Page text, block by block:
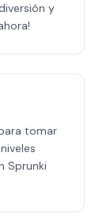
y
tomar
Sprunki